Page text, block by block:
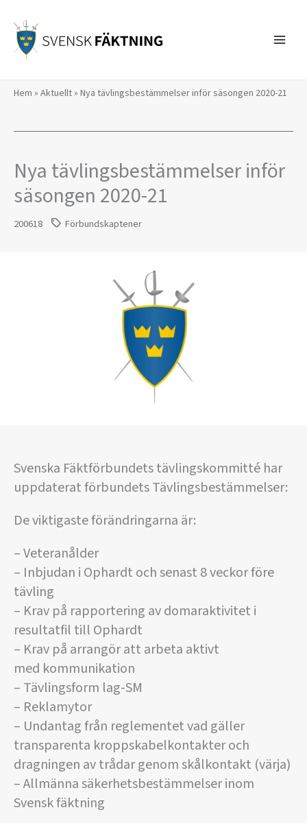
innehåll
Hem » Aktuellt» Nya tävlingsbestämmelser inför säsongen 2020-21
Nya tävlingsbestämmelser inför
säsongen 2020-21
200618 Förbundskaptener
Svenska Fäktförbundets tävlingskommitté har
uppdaterat förbundets Tävlingsbestämmelser:
De viktigaste förändringarna är:
– Veteranålder
– Inbjudan i Ophardt och senast 8 veckor före
tävling
– Krav på rapportering av domaraktivitet i
resultatfil till Ophardt
– Krav på arrangör att arbeta aktivt
med kommunikation
– Tävlingsform lag-SM
– Reklamytor
– Undantag från reglementet vad gäller
transparenta kroppskabelkontakter och
dragningen av trådar genom skålkontakt (värja)
– Allmänna säkerhetsbestämmelser inom
Svensk fäktning